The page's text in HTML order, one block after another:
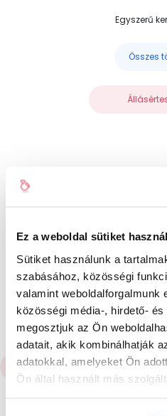
Ez a weboldal sütiket használ
Sütiket használunk a
szabásához, közösségi
valamint weboldalforgalmunk
közösségi média-, hirdető-
megosztjuk az Ön
adatait, akik kombinálhatják
adatokkal, amelyeket Ön
Ön által használt más
Egyszerű
Összes
Próbálj meg kevésbé
Add meg a
állásértesítőt
Állásértesítő készítése